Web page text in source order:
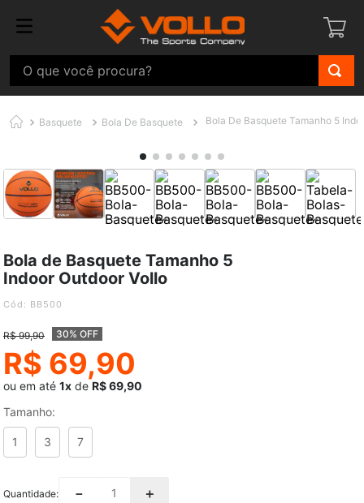
O que você procura?
Basquete Bola De Basquete Bola De Basquete Tamanho 5
Bola de Basquete Tamanho 5
Indoor Outdoor Vollo
: BB500
R$ 99,90 30% OFF
R$ 69,90
ou em até 1x de R$ 69,90
Tamanho:
1 3 7
Quantidade ＋
－